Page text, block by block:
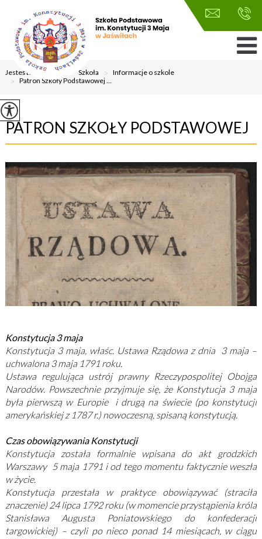
Jesteś tutaj:Home Szkoła > Informacje o szkole
> Patron Szkoły Podstawowej ...
PATRON SZKOŁY PODSTAWOWEJ
Konstytucja 3 maja
Konstytucja 3 maja, właśc. Ustawa Rządowa z dnia 3 maja –
uchwalona 3 maja 1791 roku.
Ustawa regulująca ustrój prawny Rzeczypospolitej Obojga
Narodów. Powszechnie przyjmuje się, że Konstytucja 3 maja
była pierwszą w Europie i drugą na świecie (po konstytucji
amerykańskiej z 1787 r.) nowoczesną, spisaną konstytucją.
Czas obowiązywania Konstytucji
Konstytucja została formalnie wpisana do akt grodzkich
Warszawy 5 maja 1791 i od tego momentu faktycznie weszła
w życie.
Konstytucja przestała w praktyce obowiązywać (straciła
znaczenie) 24 lipca 1792 roku (w momencie przystąpienia króla
Stanisława Augusta Poniatowskiego do konfederacji
targowickiej) – czyli po nieco ponad 14 miesiącach, w ciągu